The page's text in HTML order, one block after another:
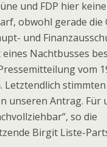
und FDP hier
obwohl gerade die
und
Nachtbusses
vom
stimmten
unseren Antrag. Für
so die
Birgit Liste-